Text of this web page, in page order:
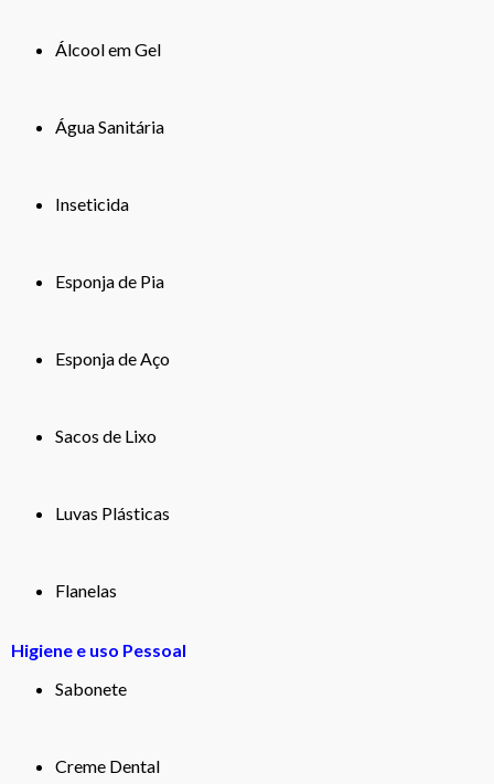
Álcool em Gel
Água Sanitária
Inseticida
Esponja de Pia
Esponja de Aço
Sacos de Lixo
Luvas Plásticas
Flanelas
Higiene e uso Pessoal
Sabonete
Creme Dental